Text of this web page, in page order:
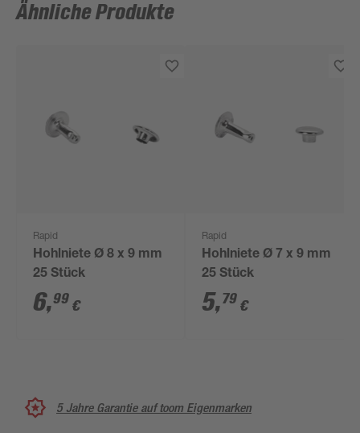
Ähnliche Produkte
Rapid
Hohlniete Ø 8 x 9 mm
25 Stück
6,99 €
Rapid
Hohlniete Ø 7 x 9 mm
25 Stück
5,79 €
5 Jahre Garantie auf toom Eigenmarken